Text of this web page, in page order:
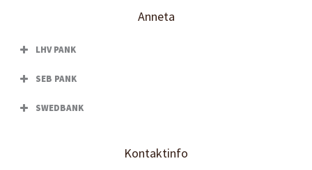
Anneta
LHV PANK
SEB PANK
SWEDBANK
Kontaktinfo